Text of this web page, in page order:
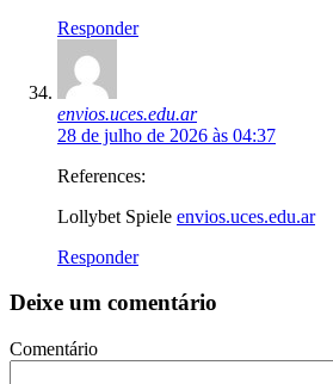
Responder
envios.uces.edu.ar
28 de julho de 2026 às 04:37
References:
Lollybet Spiele envios.uces.edu.ar
Responder
Deixe um comentário
Comentário